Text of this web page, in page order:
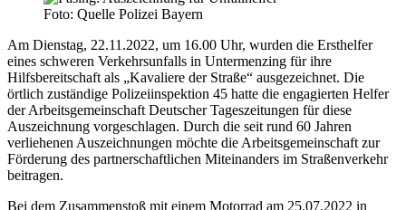
Foto: Quelle Polizei Bayern
Am Dienstag, 22.11.2022, um 16.00 Uhr, wurden die Ersthelfer
eines schweren Verkehrsunfalls in Untermenzing für ihre
Hilfsbereitschaft als „Kavaliere der Straße“ ausgezeichnet. Die
örtlich zuständige Polizeiinspektion 45 hatte die engagierten Helfer
der Arbeitsgemeinschaft Deutscher Tageszeitungen für diese
Auszeichnung vorgeschlagen. Durch die seit rund 60 Jahren
verliehenen Auszeichnungen möchte die Arbeitsgemeinschaft zur
Förderung des partnerschaftlichen Miteinanders im Straßenverkehr
beitragen.
Bei dem Zusammenstoß mit einem Motorrad am 25.07.2022 in